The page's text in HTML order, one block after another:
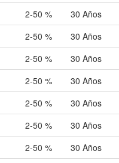
2-50 % 30 Años
2-50 % 30 Años
2-50 % 30 Años
2-50 % 30 Años
2-50 % 30 Años
2-50 % 30 Años
2-50 % 30 Años